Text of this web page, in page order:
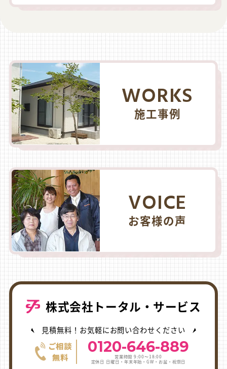
WORKS
施工事例
VOICE
お客様の声
株式会社トータル・サービス
見積無料！お気軽にお問い合わせください
0120-646-889
営業時間 9:00〜18:00
定休日 日曜日・年末年始・GW・お盆・祝祭日